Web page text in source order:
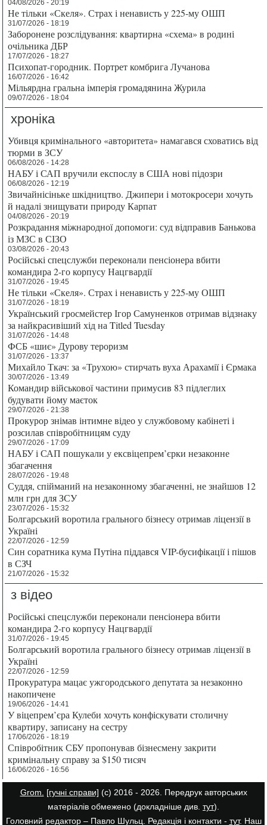
04/08/2026 - 20:19
Не тільки «Скеля». Страх і ненависть у 225-му ОШП
31/07/2026 - 18:19
Заборонене розслідування: квартирна «схема» в родині
очільника ДБР
17/07/2026 - 18:27
Психопат-городник. Портрет комбрига Лучанова
16/07/2026 - 16:42
Мільярдна гральна імперія громадянина Журила
09/07/2026 - 18:04
хроніка
Убивця кримінального «авторитета» намагався сховатись від
тюрми в ЗСУ
06/08/2026 - 14:28
НАБУ і САП вручили експослу в США нові підозри
06/08/2026 - 12:19
Звичайнісіньке шкідництво. Джипери і мотокросери хочуть
й надалі знищувати природу Карпат
04/08/2026 - 20:19
Розкрадання міжнародної допомоги: суд відправив Банькова
із МЗС в СІЗО
03/08/2026 - 20:43
Російські спецслужби переконали пенсіонера вбити
командира 2-го корпусу Нацгвардії
31/07/2026 - 19:45
Не тільки «Скеля». Страх і ненависть у 225-му ОШП
31/07/2026 - 18:19
Український гросмейстер Ігор Самуненков отримав відзнаку
за найкрасивіший хід на Titled Tuesday
31/07/2026 - 14:48
ФСБ «шиє» Дурову тероризм
31/07/2026 - 13:37
Михайло Ткач: за «Трухою» стирчать вуха Арахамії і Єрмака
30/07/2026 - 13:49
Командир військової частини примусив 83 підлеглих
будувати йому маєток
29/07/2026 - 21:38
Прокурор знімав інтимне відео у службовому кабінеті і
розсилав співробітницям суду
29/07/2026 - 17:09
НАБУ і САП пошукали у ексвіцепрем’єрки незаконне
збагачення
28/07/2026 - 19:48
Суддя, спійманий на незаконному збагаченні, не знайшов 12
млн грн для ЗСУ
23/07/2026 - 15:32
Болгарський воротила грального бізнесу отримав ліцензії в
Україні
22/07/2026 - 12:59
Син соратника кума Путіна піддався VIP-бусифікації і пішов
в СЗЧ
21/07/2026 - 15:32
з відео
Російські спецслужби переконали пенсіонера вбити
командира 2-го корпусу Нацгвардії
31/07/2026 - 19:45
Болгарський воротила грального бізнесу отримав ліцензії в
Україні
22/07/2026 - 12:59
Прокуратура мацає ужгородського депутата за незаконно
накопичене
19/06/2026 - 14:41
У віцепрем’єра Кулеби хочуть конфіскувати столичну
квартиру, записану на сестру
17/06/2026 - 18:19
Співробітник СБУ пропонував бізнесмену закрити
кримінальну справу за $150 тисяч
16/06/2026 - 16:56
Grom. [гучні справи] (с) 2016 - 2026. Передрук авторських
матеріалів обмежено (докладніше див. тут).
Головний редактор – Павло Шульц. Редакція і контакти - тут. Наш